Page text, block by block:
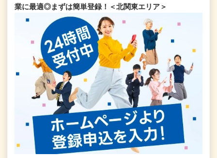
業に最適◎まずは簡単登録！＜北関東エリア＞